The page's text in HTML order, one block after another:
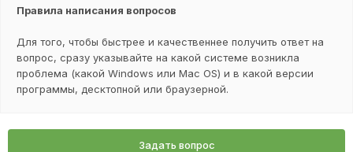
Правила написания вопросов
Для того, чтобы быстрее и качественнее получить ответ на
вопрос, сразу указывайте на какой системе возникла
проблема (какой Windows или Mac OS) и в какой версии
программы, десктопной или браузерной.
Задать вопрос